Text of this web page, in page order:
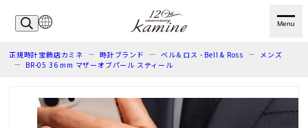
Menu
正規時計宝飾店カミネ 時計ブランド ベル＆ロス - Bell & Ross
メンズ
BR-05 36 mm マザーオブパール スティール